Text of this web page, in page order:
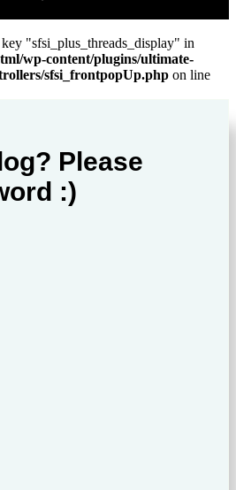
"sfsi_plus_threads_display" in
wp-content/plugins/ultimate-
sfsi_frontpopUp.php on line
Please
:)